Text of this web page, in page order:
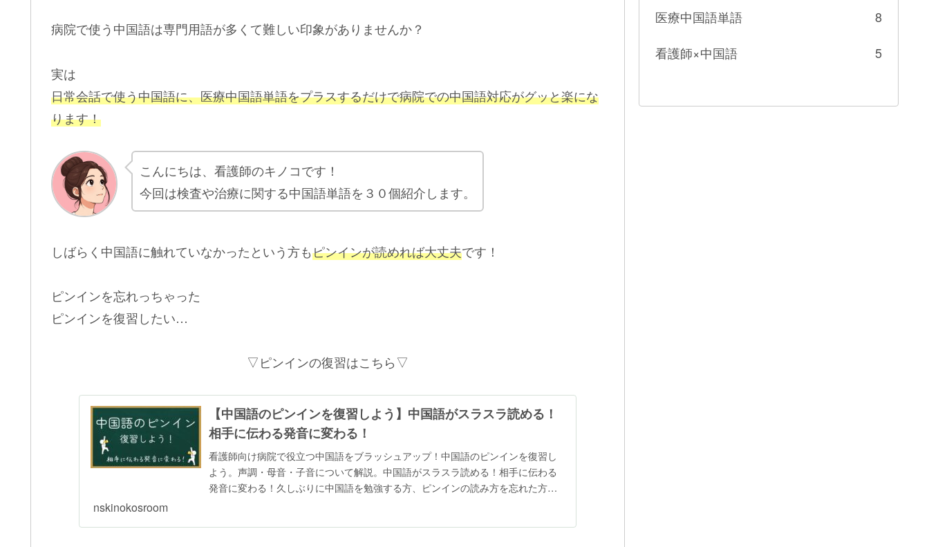
病院で使う中国語は専門用語が多くて難しい印象がありませんか？
実は
日常会話で使う中国語に、医療中国語単語をプラスするだけで病院での中国語対応がグッと楽にな
ります！
こんにちは、看護師のキノコです！
今回は検査や治療に関する中国語単語を３０個紹介します。
しばらく中国語に触れていなかったという方もピンインが読めれば大丈夫です！
ピンインを忘れっちゃった
ピンインを復習したい…
▽ピンインの復習はこちら▽
【中国語のピンインを復習しよう】中国語がスラスラ読める！
相手に伝わる発音に変わる！
看護師向け病院で役立つ中国語をブラッシュアップ！中国語のピンインを復習し
よう。声調・母音・子音について解説。中国語がスラスラ読める！相手に伝わる
発音に変わる！久しぶりに中国語を勉強する方、ピンインの読み方を忘れた方
nskinokosroom
医療中国語単語
8
看護師×中国語
5